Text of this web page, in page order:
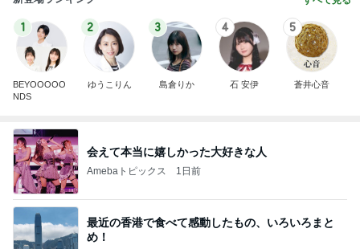
1
BEYOOOOO
NDS
2
ゆうこりん
3
島倉りか
4
石 安伊
5
蒼井心音
会えて本当に嬉しかった大好きな人
Amebaトピックス 1日前
最近の香港で食べて感動したもの、いろいろまと
め！